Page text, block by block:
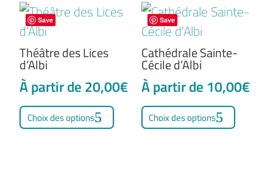
plusieurs
variations.
options
peuvent
être
choisies
Les
être
Save
Théâtre des Lices
d’Albi
À partir de 20,00€
Choix des options
Ce
produit
Save
Cathédrale Sainte-
Cécile d’Albi
À partir de 10,00€
Choix des options
Ce
produit